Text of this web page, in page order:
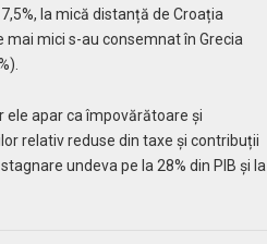
la mică distanță de Croația
mai mici s-au consemnat în Grecia
ele apar ca împovărătoare și
relativ reduse din taxe și contribuții
undeva pe la 28% din PIB și la